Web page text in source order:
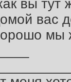
вы
вас
мы